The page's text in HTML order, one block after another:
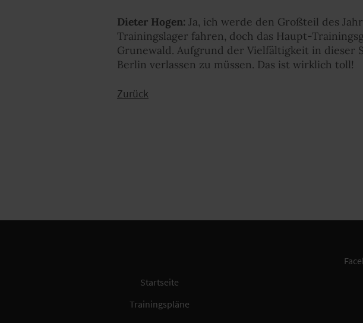
Dieter Hogen: Ja, ich werde den Großteil des
Trainingslager fahren, doch das Haupt-
Grunewald. Aufgrund der Vielfältigkeit in dieser
Berlin verlassen zu müssen. Das ist wirklich toll!
Zurück
Startseite
Trainingspläne